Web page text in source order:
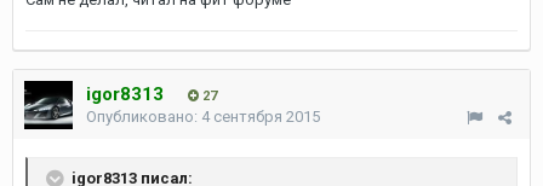
igor8313 27
Опубликовано: 4 сентября 2015
igor8313 писал: